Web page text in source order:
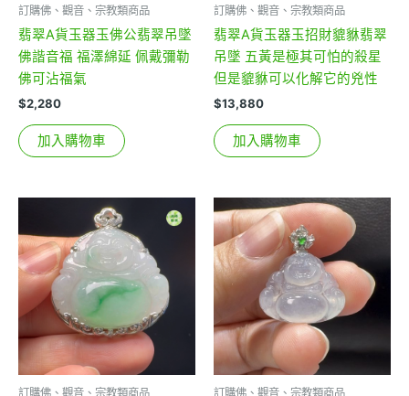
訂購佛、觀音、宗教類商品
翡翠A貨玉器玉佛公翡翠吊墜
佛諧音福 福澤綿延 佩戴彌勒
佛可沾福氣
$2,280
加入購物車
訂購佛、觀音、宗教類商品
翡翠A貨玉器玉招財貔貅翡翠
吊墜 五黃是極其可怕的殺星
但是貔貅可以化解它的兇性
$13,880
加入購物車
訂購佛、觀音、宗教類商品 訂購佛、觀音、宗教類商品